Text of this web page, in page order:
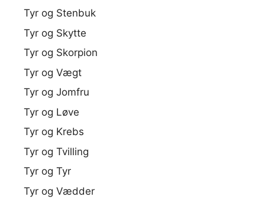
Tyr og Stenbuk
Tyr og Skytte
Tyr og Skorpion
Tyr og Vægt
Tyr og Jomfru
Tyr og Løve
Tyr og Krebs
Tyr og Tvilling
Tyr og Tyr
Tyr og Vædder